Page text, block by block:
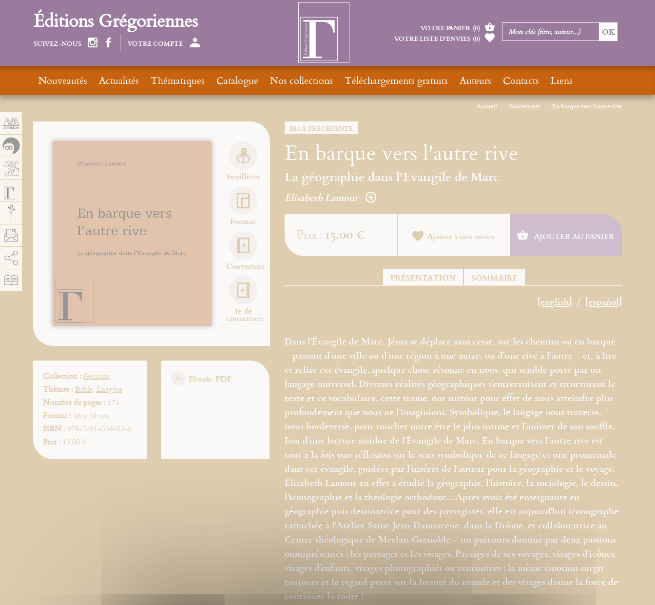
Accueil Nouveautés En barque vers l'autre rive
PAGE PRÉCÉDENTE
En barque vers l'autre rive
La géographie dans l'Evangile de Marc
Elisabeth Lamour
Feuilleter
Format
Couverture
4e de
couverture
Collection : Gamma
Thèmes :Bible, Exégèse
Nombre de pages :174
Format :16 x 18 cm
ISBN: 978-2-914338-03-5
Prix: 15,00 €
Ebook-PDF
Prix : 15,00 € Ajouter à mes envies AJOUTER AU PANIER
PRÉSENTATION SOMMAIRE
[english] [español]
Dans l’Évangile de Marc, Jésus se déplace sans cesse, sur les chemins ou en barque
– passant d’une ville ou d’une région à une autre, ou d’une rive à l’autre – et, à lire
et relire cet évangile, quelque chose résonne en nous, qui semble porté par un
langage universel. Diverses réalités géographiques s’entrecroisent et structurent le
texte et ce vocabulaire, cette trame, ont surtout pour effet de nous atteindre plus
profondément que nous ne l’imaginions. Symbolique, le langage nous traverse,
nous bouleverse, pour toucher notre être le plus intime et l’animer de son souffle.
Issu d’une lecture assidue de l’Évangile de Marc, En barque vers l’autre rive est
tout à la fois une réflexion sur le sens symbolique de ce langage et une promenade
dans cet évangile, guidées par l’intérêt de l’auteur pour la géographie et le voyage.
Élisabeth Lamour en effet a étudié la géographie, l’histoire, la sociologie, le dessin,
l'iconographie et la théologie orthodoxe... Après avoir été enseignante en
géographie puis dessinatrice pour des paysagistes, elle est aujourd'hui iconographe
rattachée à l'Atelier Saint-Jean-Damascène, dans la Drôme, et collaboratrice au
Centre théologique de Meylan-Grenoble – un parcours dominé par deux passions
omniprésentes : les paysages et les visages. Paysages de ses voyages, visages d’icônes,
visages d’enfants, visages photographiés ou rencontrés : la même émotion surgit
toujours et le regard porté sur la beauté du monde et des visages donne la force de
continuer la route !
Éditions Grégoriennes
SUIVEZ-NOUS VOTRE COMPTE
VOTRE PANIER (0)
VOTRE LISTE D’ENVIES (0)
Nouveautés Actualités Thématiques Catalogue Nos collections Téléchargements gratuits Auteurs Contacts Liens
Autoriser
Panneau de gestion des cookies